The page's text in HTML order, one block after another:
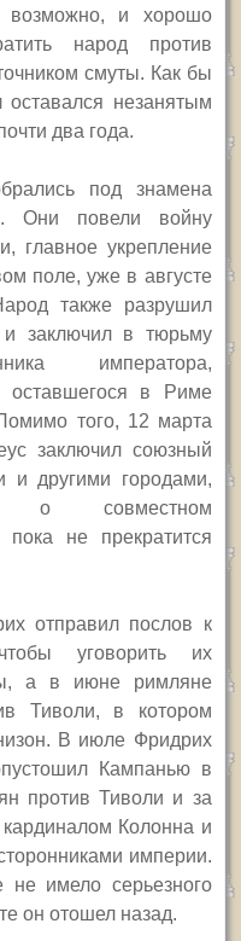
возможно, и хорошо
народ против
смуты. Как бы
незанятым
два года.
под знамена
Они повели войну
главное укрепление
поле, уже в августе
также разрушил
заключил в тюрьму
императора,
оставшегося в Риме
того, 12 марта
заключил союзный
и другими городами,
о совместном
пока не прекратится
отправил послов к
уговорить их
а в июне римляне
Тиволи, в котором
В июле Фридрих
Кампанью в
против Тиволи и за
Колонна и
империи.
не имело серьезного
он отошел назад.